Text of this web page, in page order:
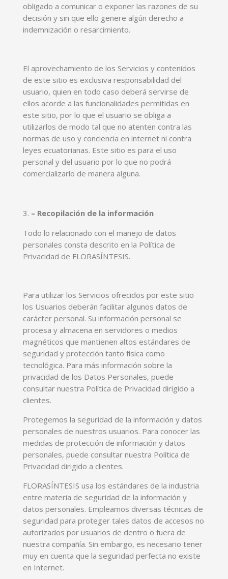
obligado a comunicar o exponer las razones de su
decisión y sin que ello genere algún derecho a
indemnización o resarcimiento.
El aprovechamiento de los Servicios y contenidos
de este sitio es exclusiva responsabilidad del
usuario, quien en todo caso deberá servirse de
ellos acorde a las funcionalidades permitidas en
este sitio, por lo que el usuario se obliga a
utilizarlos de modo tal que no atenten contra las
normas de uso y conciencia en internet ni contra
leyes ecuatorianas. Este sitio es para el uso
personal y del usuario por lo que no podrá
comercializarlo de manera alguna.
– Recopilación de la información
Todo lo relacionado con el manejo de datos
personales consta descrito en la Política de
Privacidad de FLORASÍNTESIS.
Para utilizar los Servicios ofrecidos por este sitio
los Usuarios deberán facilitar algunos datos de
carácter personal. Su información personal se
procesa y almacena en servidores o medios
magnéticos que mantienen altos estándares de
seguridad y protección tanto física como
tecnológica. Para más información sobre la
privacidad de los Datos Personales, puede
consultar nuestra Política de Privacidad dirigido a
clientes.
Protegemos la seguridad de la información y datos
personales de nuestros usuarios. Para conocer las
medidas de protección de información y datos
personales, puede consultar nuestra Política de
Privacidad dirigido a clientes.
FLORASÍNTESIS usa los estándares de la industria
entre materia de seguridad de la información y
datos personales. Empleamos diversas técnicas de
seguridad para proteger tales datos de accesos no
autorizados por usuarios de dentro o fuera de
nuestra compañía. Sin embargo, es necesario tener
muy en cuenta que la seguridad perfecta no existe
en Internet.